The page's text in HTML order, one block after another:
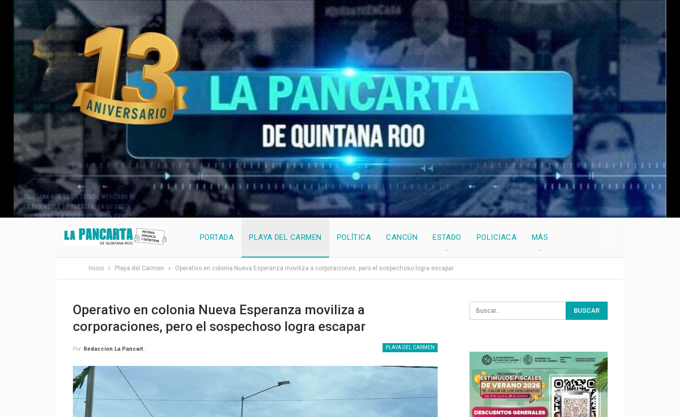
PORTADA PLAYA DEL CARMEN POLÍTICA CANCÚN ESTADO POLICIACA MÁS
Inicio Playa del Carmen Operativo en colonia Nueva Esperanza moviliza a corporaciones, pero el sospechoso logra escapar
Operativo en colonia Nueva Esperanza moviliza a
corporaciones, pero el sospechoso logra escapar
PLAYA DEL CARMEN
Por Redaccion La Pancarta De Quintana Roo